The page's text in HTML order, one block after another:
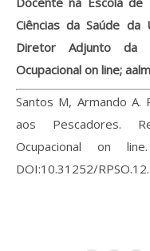
Ciências da Saúde da
Diretor Adjunto da
Ocupacional on line;
Santos M, Armando A.
aos Pescadores.
Ocupacional on
DOI:10.31252/